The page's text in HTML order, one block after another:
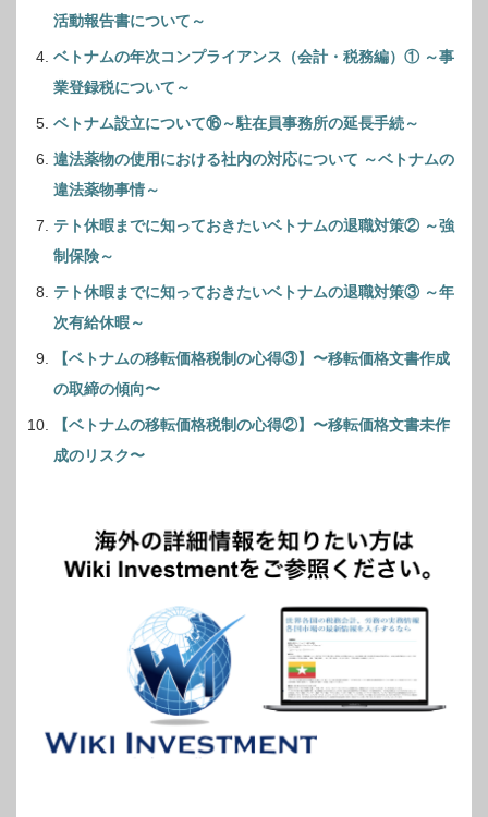
活動報告書について～
ベトナムの年次コンプライアンス（会計・税務編）① ～事
業登録税について～
ベトナム設立について⑯～駐在員事務所の延長手続～
違法薬物の使用における社内の対応について ～ベトナムの
違法薬物事情～
テト休暇までに知っておきたいベトナムの退職対策② ～強
制保険～
テト休暇までに知っておきたいベトナムの退職対策③ ～年
次有給休暇～
【ベトナムの移転価格税制の心得③】〜移転価格文書作成
の取締の傾向〜
【ベトナムの移転価格税制の心得②】〜移転価格文書未作
成のリスク〜